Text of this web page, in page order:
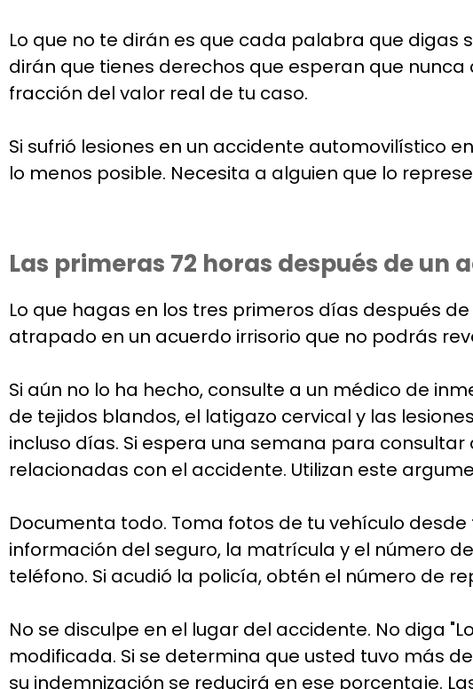
Lo que no te dirán es que cada palabra que
dirán que tienes derechos que esperan que
fracción del valor real de tu caso.
Si sufrió lesiones en un accidente automovilístico
lo menos posible. Necesita a alguien que lo
Las primeras 72 horas después de
Lo que hagas en los tres primeros días después
atrapado en un acuerdo irrisorio que no podrás
Si aún no lo ha hecho, consulte a un médico de
de tejidos blandos, el latigazo cervical y las
incluso días. Si espera una semana para
relacionadas con el accidente. Utilizan este
Documenta todo. Toma fotos de tu vehículo
información del seguro, la matrícula y el número
teléfono. Si acudió la policía, obtén el número de
No se disculpe en el lugar del accidente. No diga
modificada. Si se determina que usted tuvo más
su indemnización se reducirá en ese porcentaje.